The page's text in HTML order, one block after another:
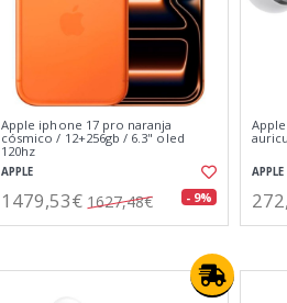
Apple iphone 17 pro naranja
cósmico / 12+256gb / 6.3" oled
120hz
APPLE
1479,53€ 1627,48€ - 9%
APPLE